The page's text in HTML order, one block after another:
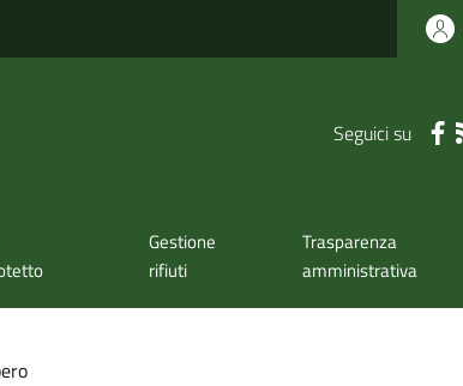
Seguici su
Gestione
rifiuti
Trasparenza
amministrativa